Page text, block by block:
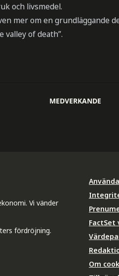
och livsmedel.
mer om en grundläggande
valley of death”.
MEDVERKANDE
Vi vänder
fördröjning.
FactSet
Om